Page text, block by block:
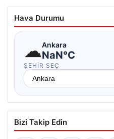
Hava Durumu
☁Ankara
NaN°C
ŞEHIR SEÇ
Bizi Takip Edin